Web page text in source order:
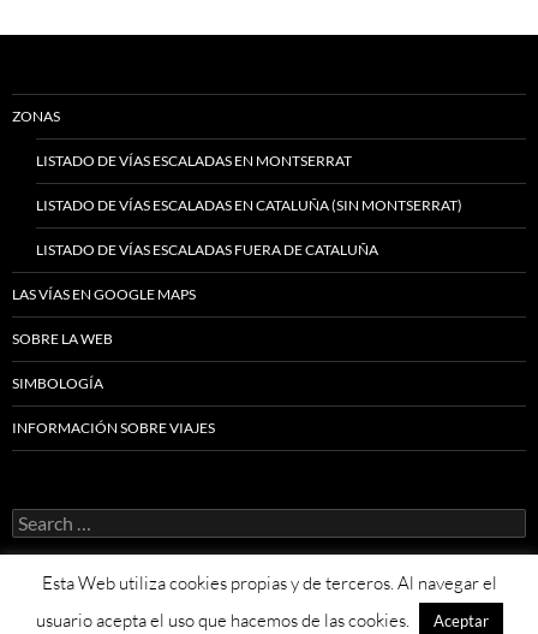
ZONAS
LISTADO DE VÍAS ESCALADAS EN MONTSERRAT
LISTADO DE VÍAS ESCALADAS EN CATALUÑA (SIN MONTSERRAT)
LISTADO DE VÍAS ESCALADAS FUERA DE CATALUÑA
LAS VÍAS EN GOOGLE MAPS
SOBRE LA WEB
SIMBOLOGÍA
INFORMACIÓN SOBRE VIAJES
Search
for:
Proudly powered by WordPress
Esta Web utiliza cookies propias y de terceros. Al navegar el
usuario acepta el uso que hacemos de las cookies.
Aceptar